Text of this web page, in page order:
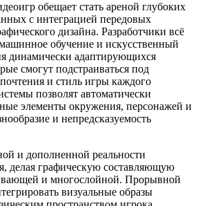
обещает стать ареной глубоких
с интеграцией передовых
дизайна. Разработчики всё
обучение и искусственный
динамически адаптирующихся
смогут подстраиваться под
и стиль игры каждого
позволят автоматически
элементы окружения, персонажей и
и непредсказуемость
и дополненной реальности
делая графическую составляющую
и многослойной. Прорывной
визуальные образы